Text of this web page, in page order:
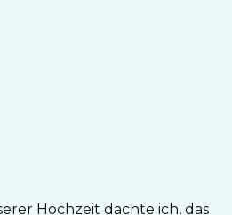
Hochzeit dachte ich, das